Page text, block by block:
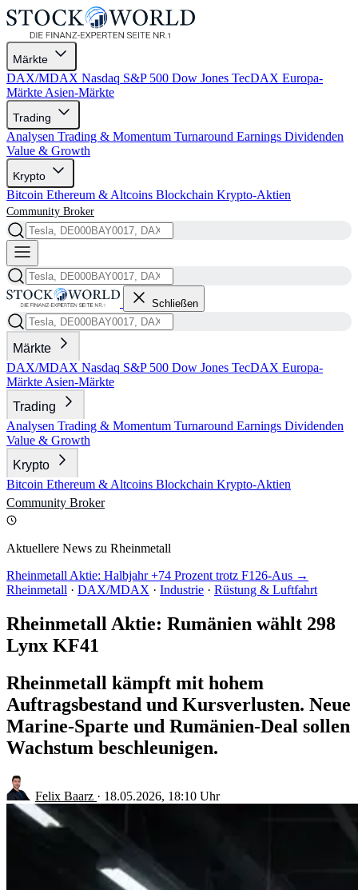
Märkte
DAX/MDAX Nasdaq S&P 500 Dow Jones TecDAX Europa-
Märkte Asien-Märkte
Trading
Analysen Trading & Momentum Turnaround Earnings Dividenden
Value & Growth
Krypto
Bitcoin Ethereum & Altcoins Blockchain Krypto-Aktien
Community Broker
Schließen
Märkte
DAX/MDAX Nasdaq S&P 500 Dow Jones TecDAX Europa-
Märkte Asien-Märkte
Trading
Analysen Trading & Momentum Turnaround Earnings Dividenden
Value & Growth
Krypto
Bitcoin Ethereum & Altcoins Blockchain Krypto-Aktien
Community Broker
Aktuellere News zu Rheinmetall
Rheinmetall Aktie: Halbjahr +74 Prozent trotz F126-Aus →
Rheinmetall · DAX/MDAX · Industrie · Rüstung & Luftfahrt
Rheinmetall Aktie: Rumänien wählt 298
Lynx KF41
Rheinmetall kämpft mit hohem
Auftragsbestand und Kursverlusten. Neue
Marine-Sparte und Rumänien-Deal sollen
Wachstum beschleunigen.
Felix Baarz · 18.05.2026, 18:10 Uhr